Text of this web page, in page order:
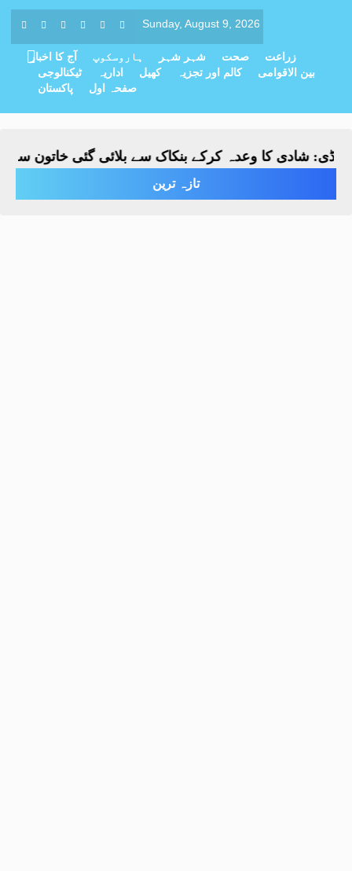
Sunday, August 9, 2026
آج کا اخبار ہاروسکوپ شہر شہر صحت
زراعت
ٹیکنالوجی
اداریہ کھیل کالم اور تجزیہ
بین الاقوامی
پاکستان
صفحہ اول
شادی کا وعدہ کرکے بنکاک سے بلائی گئی خاتون سے مبینہ
تازہ ترین